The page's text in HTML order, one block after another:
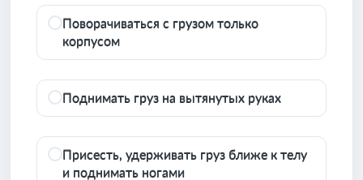
Поворачиваться с грузом только
корпусом
Поднимать груз на вытянутых руках
Присесть, удерживать груз ближе к телу
и поднимать ногами